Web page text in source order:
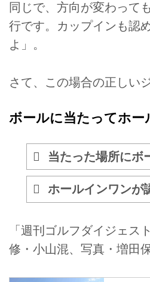
同じで、方向が変わって
行です。カップインも認
よ」。
さて、この場合の正しい
ボールに当たってホー
当たった場所にボ
ホールインワンが
「週刊ゴルフダイジェス
修・小山混、写真・増田保